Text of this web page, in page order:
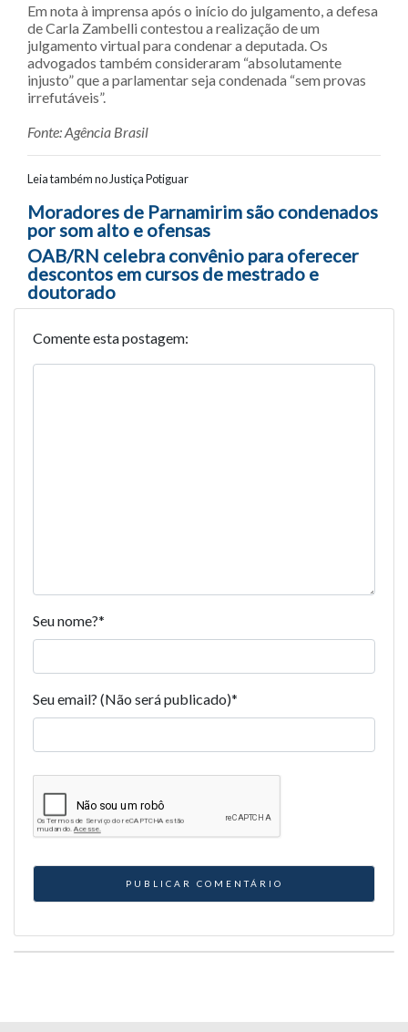
Em nota à imprensa após o início do julgamento, a defesa
de Carla Zambelli contestou a realização de um
julgamento virtual para condenar a deputada. Os
advogados também consideraram “absolutamente
injusto” que a parlamentar seja condenada “sem provas
irrefutáveis”.
Fonte: Agência Brasil
Leia também no Justiça Potiguar
Navegação entre posts
Moradores de Parnamirim são condenados
por som alto e ofensas
OAB/RN celebra convênio para oferecer
descontos em cursos de mestrado e
doutorado
Comente esta postagem:
Seu nome?*
Seu email? (Não será publicado)*